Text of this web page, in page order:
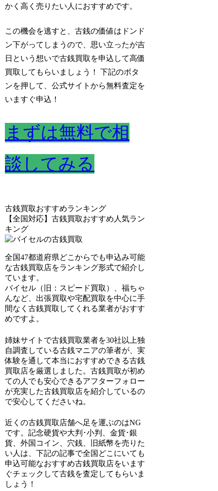
かく高く売りたい人におすすめです。
この機会を逃すと、古銭の価値はドンド
ン下がってしまうので、思い立ったが吉
日という想いで古銭買取を申込して高価
買取してもらいましょう！
下記のボタ
ンを押して、公式サイトから無料査定を
いますぐ申込！
まずは無料で相
談してみる
古銭買取おすすめランキング
【全国対応】古銭買取おすすめ人気ラン
キング
全国47都道府県どこからでも申込み可能
な古銭買取店をランキング形式で紹介し
ています。
バイセル（旧：スピード買取）、福ちゃ
んなど、出張買取や宅配買取を中心に手
間なく古銭買取してくれる業者がおすす
めですよ。
姉妹サイトで古銭買取業者を30社以上独
自調査 している古銭マニアの筆者が、実
体験を通して本当におすすめできる古銭
買取店を厳選しました。古銭買取が初め
ての人でも安心できるアフターフォロー
が充実した古銭買取店を紹介しているの
で安心してくださいね。
近くの古銭買取店舗へ足を運ぶのはNG
です。記念硬貨や大判･小判、金貨･銀
貨、外国コイン、穴銭、旧紙幣を売りた
い人は、下記の記事で全国どこにいても
申込可能なおすすめ古銭買取店をいます
ぐチェックして古銭を査定してもらいま
しょう！